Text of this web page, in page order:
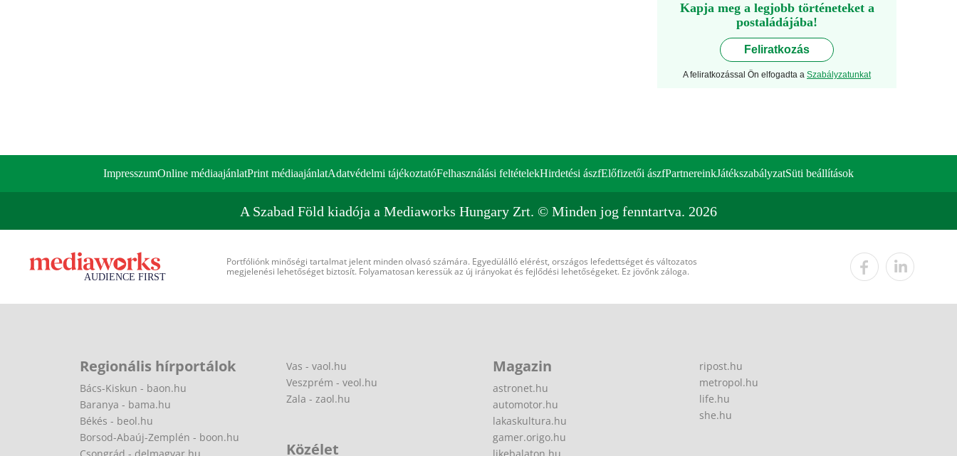
Kapja meg a legjobb történeteket a
postaládájába!
Feliratkozás
A feliratkozással Ön elfogadta a Szabályzatunkat
ImpresszumOnline médiaajánlatPrint médiaajánlatAdatvédelmi tájékoztatóFelhasználási feltételekHirdetési ászfElőfizetői ászfPartnereinkJátékszabályzatSüti beállítások
A Szabad Föld kiadója a Mediaworks Hungary Zrt. © Minden jog fenntartva. 2026
Portfóliónk minőségi tartalmat jelent minden olvasó számára. Egyedülálló elérést, országos lefedettséget és változatos
megjelenési lehetőséget biztosít. Folyamatosan keressük az új irányokat és fejlődési lehetőségeket. Ez jövőnk záloga.
Regionális hírportálok
Bács-Kiskun - baon.hu
Baranya - bama.hu
Békés - beol.hu
Borsod-Abaúj-Zemplén - boon.hu
Vas - vaol.hu
Veszprém - veol.hu
Zala - zaol.hu
Közélet
Magazin
astronet.hu
automotor.hu
lakaskultura.hu
gamer.origo.hu
ripost.hu
metropol.hu
life.hu
she.hu